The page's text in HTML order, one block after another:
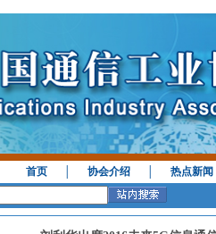
首页 │协会介绍 │热点新闻